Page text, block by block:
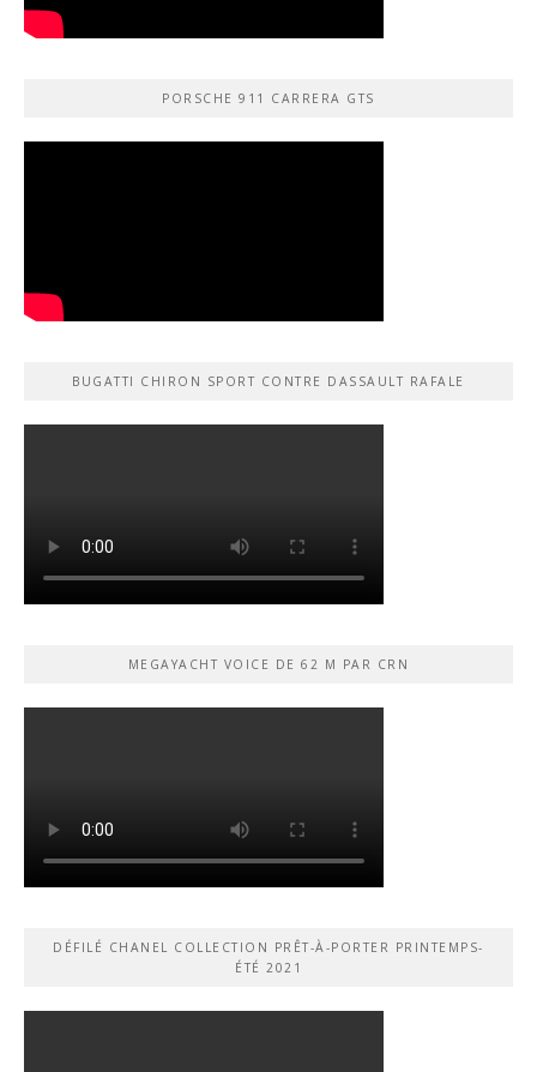
PORSCHE 911 CARRERA GTS
BUGATTI CHIRON SPORT CONTRE DASSAULT RAFALE
MEGAYACHT VOICE DE 62 M PAR CRN
DÉFILÉ CHANEL COLLECTION PRÊT-À-PORTER PRINTEMPS-
ÉTÉ 2021